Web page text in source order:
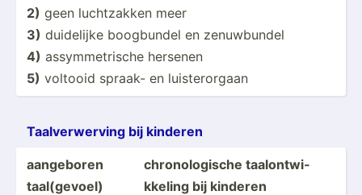
2) geen luchtz­akken meer
3) duidelijke boogbundel en zenuwb­undel
4) assymm­etr­ische hersenen
5) voltooid spraak- en luiste­rorgaan
Taalve­rwe­rving bij kinderen
aangeboren
taal(g­evoel)
chrono­log­ische taalon­twi­
kkeling bij kinderen